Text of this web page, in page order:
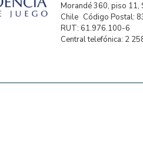
Morandé 360, piso 11,
Chile Código Postal:
RUT: 61.976.100-6
Central telefónica: 2